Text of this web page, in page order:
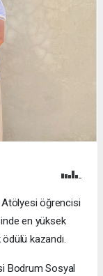
öğrencisi
en yüksek
ödülü kazandı.
Bodrum Sosyal